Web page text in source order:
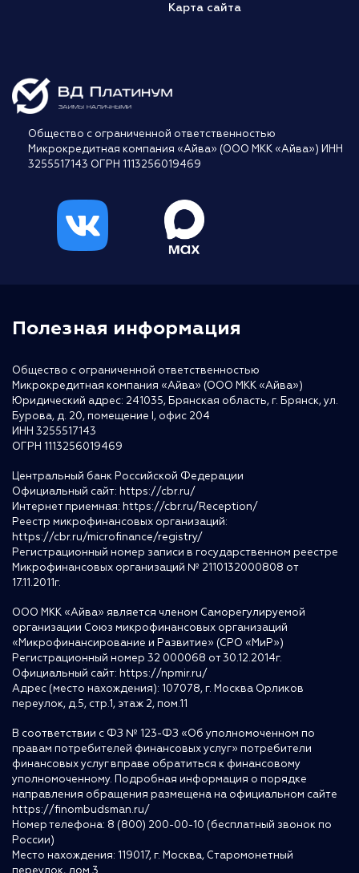
Карта сайта
Общество с ограниченной ответственностью
Микрокредитная компания «Айва» (ООО МКК «Айва») ИНН
3255517143 ОГРН 1113256019469
Полезная информация
Общество с ограниченной ответственностью
Микрокредитная компания «Айва» (ООО МКК «Айва»)
Юридический адрес: 241035, Брянская область, г. Брянск, ул.
Бурова, д. 20, помещение I, офис 204
ИНН 3255517143
ОГРН 1113256019469
Центральный банк Российской Федерации
Официальный сайт: https://cbr.ru/
Интернет приемная: https://cbr.ru/Reception/
Реестр микрофинансовых организаций:
https://cbr.ru/microfinance/registry/
Регистрационный номер записи в государственном реестре
Микрофинансовых организаций № 2110132000808 от
17.11.2011г.
ООО МКК «Айва» является членом Саморегулируемой
организации Союз микрофинансовых организаций
«Микрофинансирование и Развитие» (СРО «МиР»)
Регистрационный номер 32 000068 от 30.12.2014г.
Официальный сайт: https://npmir.ru/
Адрес (место нахождения): 107078, г. Москва Орликов
переулок, д.5, стр.1, этаж 2, пом.11
В соответствии с ФЗ № 123-ФЗ «Об уполномоченном по
правам потребителей финансовых услуг» потребители
финансовых услуг вправе обратиться к финансовому
уполномоченному. Подробная информация о порядке
направления обращения размещена на официальном сайте
https://finombudsman.ru/
Номер телефона: 8 (800) 200-00-10 (бесплатный звонок по
России)
Место нахождения: 119017, г. Москва, Старомонетный